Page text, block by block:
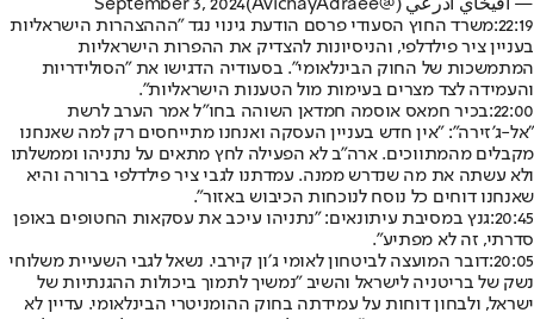
— افيخاي ادرعي (@AvichayAdraee)
September 3, 2024
22:19: משרד החוץ הסעודי פרסם הודעת גינוי נגד "הההצהרות הישראליות
בעניין ציר פילדלפי, והניסיונות להצדיק את ההפרות הישראליות
המתמשכות של החוק הבינלאומי". בסעודיה הדגישו את "הסולידריות
והעמידה לצד מצרים בעימות מול הטענות הישראליות".
22:00: בכיר חמאס אוסמה חמדאן השוהה בחו"ל אמר הערב לרשת
"אל-ג'זירה": "אין חדש בעניין העסקה ואנחנו מתייחסים רק למה שאנחנו
מקבלים מהמתווכים. ארה"ב לא הפעילה לחץ מתאים על נתניהו וממשלתו
ולא עשתה את מה שנדרש ממנה. עמדתנו לגבי ציר פילדלפי ברורה והיא
שאנחנו דוחים כל נוסח לנוכחות הכיבוש באזור".
20:45: גנץ במסיבת עיתונאים: "נתניהו עיכב את עסקאות החטופים באופן
סדרתי, זה לא מפתיע".
20:05: דובר המועצה לביטחון לאומי ג׳ון קירבי. נשאל לגבי השעיית משלוחי
נשק של בריטניה לישראל והשיב "נמשיך לתמוך ביכולות ההגנתיות של
ישראל, ולבחון דוחות על עמידתה בחוק ההומניטרי הבינלאומי. עדיין לא